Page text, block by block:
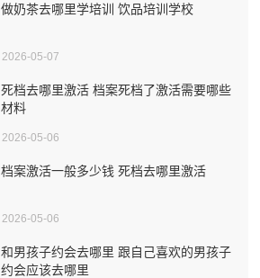
做奶茶去哪里学培训 饮品培训学校
2026-05-07
死档去哪里激活 档案死档了激活需要哪些
材料
2026-05-06
档案激活一般多少钱 死档去哪里激活
2026-05-06
和男孩子约会去哪里 跟自己喜欢的男孩子
约会应该去哪里